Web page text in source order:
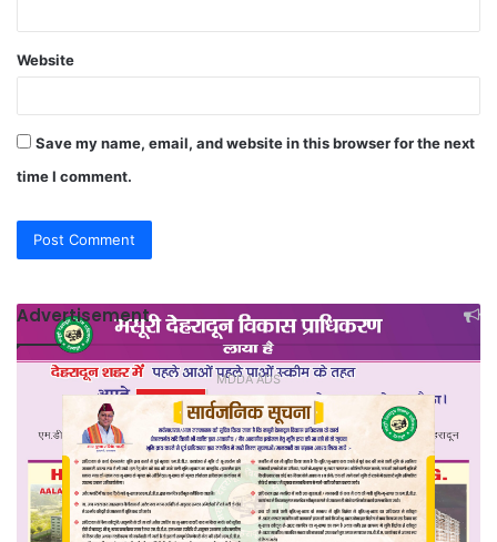
Website
Save my name, email, and website in this browser for the next
time I comment.
Advertisement
MDDA ADS